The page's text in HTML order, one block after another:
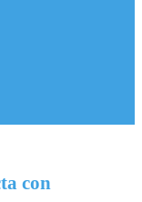
con